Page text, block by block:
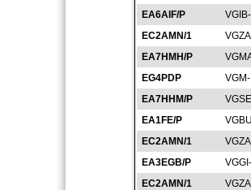
EA6AIF/P
EC2AMN/1
EA7HMH/P
EG4PDP
EA7HHM/P
EA1FE/P
EC2AMN/1
EA3EGB/P
EC2AMN/1